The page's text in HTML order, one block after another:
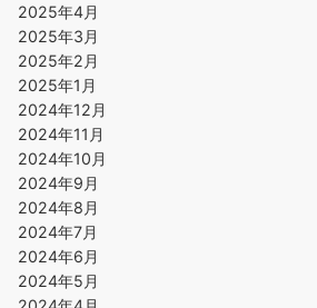
2025年4月
2025年3月
2025年2月
2025年1月
2024年12月
2024年11月
2024年10月
2024年9月
2024年8月
2024年7月
2024年6月
2024年5月